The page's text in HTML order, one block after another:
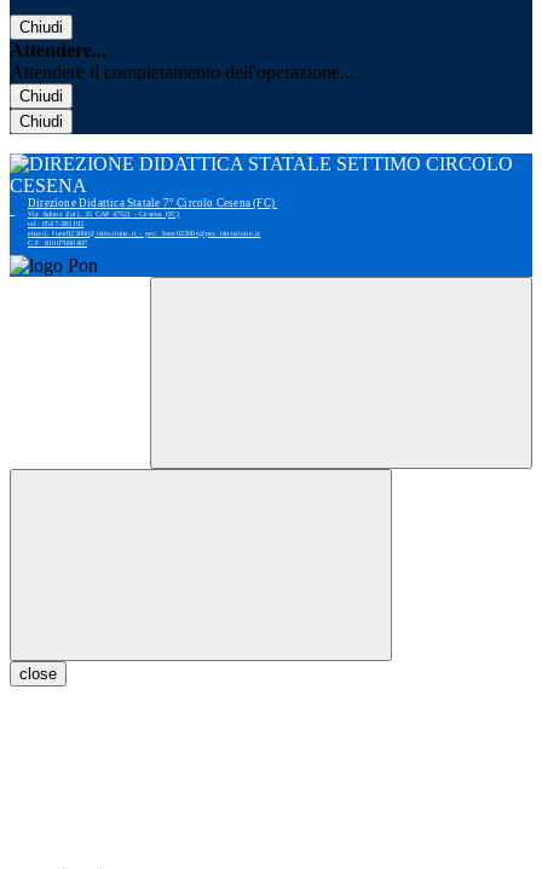
Chiudi
Attendere...
Attendere il completamento dell'operazione...
Chiudi
Chiudi
Direzione Didattica Statale 7° Circolo Cesena (FC)
Via Adone Zoli, 35 CAP 47521 - Cesena (FC)
tel: 0547-383193
email: foee02300r@istruzione.it - pec: foee02300r@pec.istruzione.it
C.F. 81007690407
close